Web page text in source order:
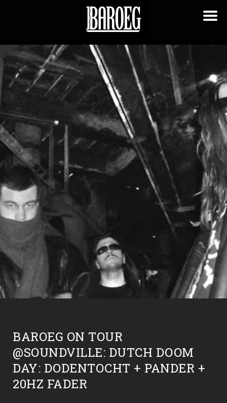
BAROEG ON TOUR
@SOUNDVILLE: DUTCH DOOM
DAY: DODENTOCHT + PANDER +
20HZ FADER